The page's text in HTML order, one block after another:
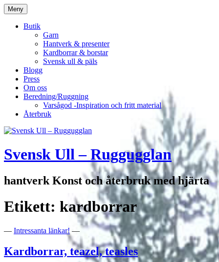
Hoppa
till
innehåll
Meny
Butik
Garn
Hantverk & presenter
Kardborrar & borstar
Svensk ull & päls
Blogg
Press
Om oss
Beredning/Ruggning
Varsågod -Inspiration och fritt material
Återbruk
Svensk Ull – Ruggugglan
hantverk Konst och återbruk med hjärta
Etikett: kardborrar
— Intressanta länkar! —
Kardborrar, teazel, teasles